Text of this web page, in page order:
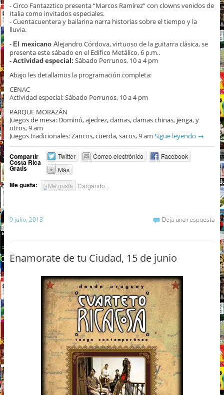
- Circo Fantazztico presenta “Marcos Ramírez” con clowns venidos de
Italia como invitados especiales.
- Cuentacuentera y bailarina narra historias sobre el tiempo y la
lluvia.
- El mexicano Alejandro Córdova, virtuoso de la guitarra clásica, se
presenta este sábado en el Edifico Metálico, 6 p.m..
- Actividad especial: Sábado Perrunos, 10 a 4 pm
Abajo les detallamos la programación completa:
CENAC
Actividad especial: Sábado Perrunos, 10 a 4 pm
PARQUE MORAZÁN
Juegos de mesa: Dominó, ajedrez, damas, damas chinas, jenga, y
otros, 9 am
Juegos tradicionales: Zancos, cuerda, sacos, 9 am Sigue leyendo →
Compartir
Costa Rica
Gratis
Twitter Correo electrónico
Facebook
Más
Me gusta: Me gusta Cargando...
9 julio, 2013 Deja una respuesta
Enamorate de tu Ciudad, 15 de junio